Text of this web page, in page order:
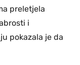
preletjela
i
pokazala je da